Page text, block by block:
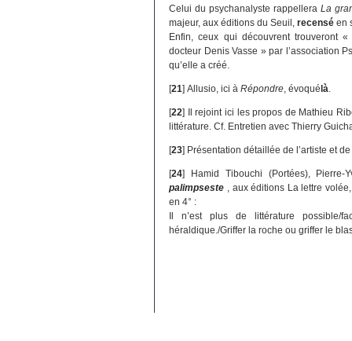
Celui du psychanalyste rappellera La
majeur, aux éditions du Seuil,recensé en
Enfin, ceux qui découvrent trouveront
docteur Denis Vasse » par l’association
qu’elle a créé.
[21]Allusio, ici àRépondre , évoquélà
[22] Il rejoint ici les propos de Mathieu
littérature. Cf. Entretien avec Thierry
[23] Présentation détaillée de l’artiste et
[24] Hamid Tibouchi (Portées),
palimpseste
, aux éditions La lettre
en 4° :
Il n’est plus de littérature possible/
héraldique./Griffer la roche ou griffer le